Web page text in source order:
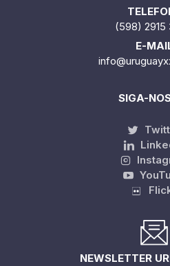
(598) 2915
E-
SIGA-
NEWSLETTER